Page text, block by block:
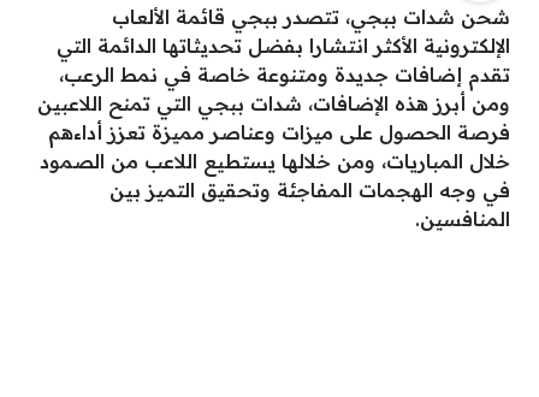
شحن شدات ببجي، تتصدر ببجي قائمة الألعاب
الإلكترونية الأكثر انتشارا بفضل تحديثاتها الدائمة التي
تقدم إضافات جديدة ومتنوعة خاصة في نمط الرعب،
ومن أبرز هذه الإضافات، شدات ببجي التي تمنح اللاعبين
فرصة الحصول على ميزات وعناصر مميزة تعزز أداءهم
خلال المباريات، ومن خلالها يستطيع اللاعب من الصمود
في وجه الهجمات المفاجئة وتحقيق التميز بين
المنافسين.